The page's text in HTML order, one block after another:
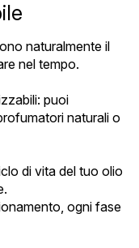
naturalmente il
nel tempo.
puoi
naturali o
di vita del tuo olio
ogni fase